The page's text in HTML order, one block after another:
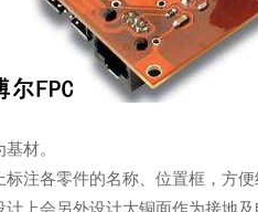
材。
注各零件的名称、位置框，方便
上会另外设计大铜面作为接地及